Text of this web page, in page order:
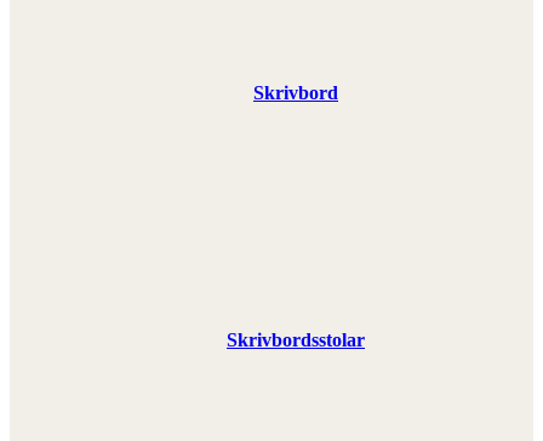
Skrivbord
Skrivbordsstolar